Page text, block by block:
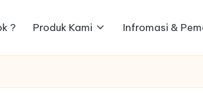
? Produk Kami Infromasi &